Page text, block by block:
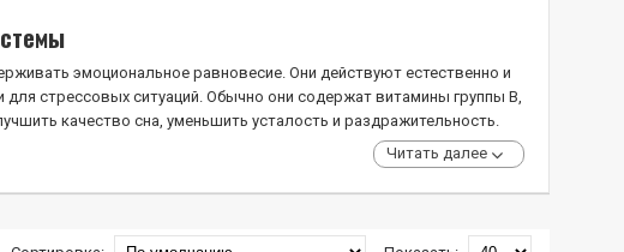
эмоциональное равновесие. Они действуют естественно и
стрессовых ситуаций. Обычно они содержат витамины группы В,
качество сна, уменьшить усталость и раздражительность.
Читать далее